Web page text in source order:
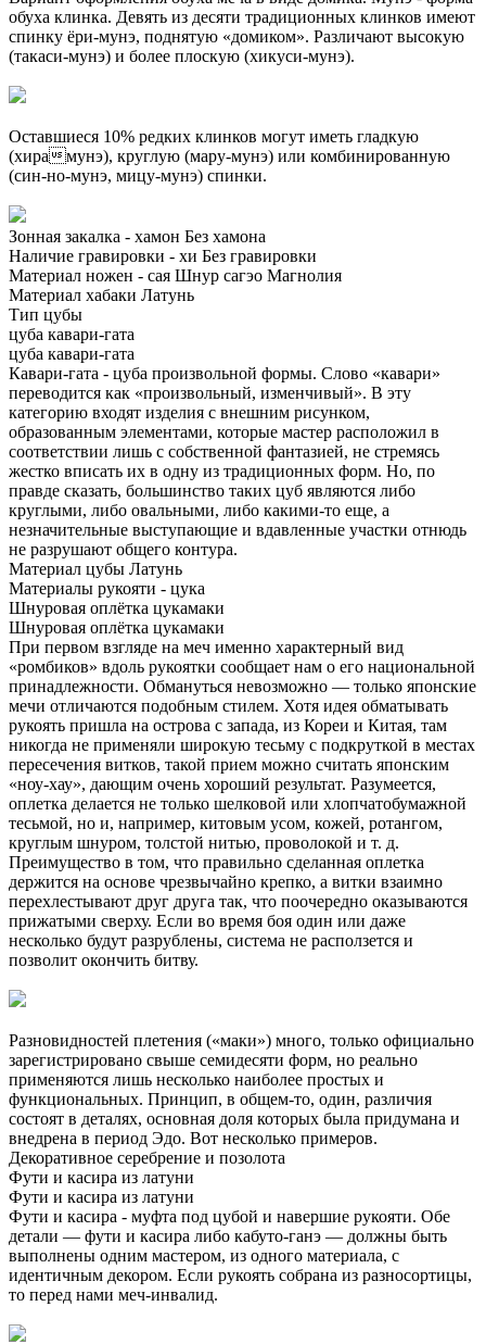
обуха клинка. Девять из десяти традиционных клинков имеют
спинку ёри-мунэ, поднятую «домиком». Различают высокую
(такаси-мунэ) и более плоскую (хикуси-мунэ).
Оставшиеся 10% редких клинков могут иметь гладкую
(хирамунэ), круглую (мару-мунэ) или комбинированную
(син-но-мунэ, мицу-мунэ) спинки.
Зонная закалка - хамон Без хамона
Наличие гравировки - хи Без гравировки
Материал ножен - сая Шнур сагэо Магнолия
Материал хабаки Латунь
Тип цубы
цуба кавари-гата
цуба кавари-гата
Кавари-гата - цуба произвольной формы. Слово «кавари»
переводится как «произвольный, изменчивый». В эту
категорию входят изделия с внешним рисунком,
образованным элементами, которые мастер расположил в
соответствии лишь с собственной фантазией, не стремясь
жестко вписать их в одну из традиционных форм. Но, по
правде сказать, большинство таких цуб являются либо
круглыми, либо овальными, либо какими-то еще, а
незначительные выступающие и вдавленные участки отнюдь
не разрушают общего контура.
Материал цубы Латунь
Материалы рукояти - цука
Шнуровая оплётка цукамаки
Шнуровая оплётка цукамаки
При первом взгляде на меч именно характерный вид
«ромбиков» вдоль рукоятки сообщает нам о его национальной
принадлежности. Обмануться невозможно — только японские
мечи отличаются подобным стилем. Хотя идея обматывать
рукоять пришла на острова с запада, из Кореи и Китая, там
никогда не применяли широкую тесьму с подкруткой в местах
пересечения витков, такой прием можно считать японским
«ноу-хау», дающим очень хороший результат. Разумеется,
оплетка делается не только шелковой или хлопчатобумажной
тесьмой, но и, например, китовым усом, кожей, ротангом,
круглым шнуром, толстой нитью, проволокой и т. д.
Преимущество в том, что правильно сделанная оплетка
держится на основе чрезвычайно крепко, а витки взаимно
перехлестывают друг друга так, что поочередно оказываются
прижатыми сверху. Если во время боя один или даже
несколько будут разрублены, система не расползется и
позволит окончить битву.
Разновидностей плетения («маки») много, только официально
зарегистрировано свыше семидесяти форм, но реально
применяются лишь несколько наиболее простых и
функциональных. Принцип, в общем-то, один, различия
состоят в деталях, основная доля которых была придумана и
внедрена в период Эдо. Вот несколько примеров.
Декоративное серебрение и позолота
Фути и касира из латуни
Фути и касира из латуни
Фути и касира - муфта под цубой и навершие рукояти. Обе
детали — фути и касира либо кабуто-ганэ — должны быть
выполнены одним мастером, из одного материала, с
идентичным декором. Если рукоять собрана из разносортицы,
то перед нами меч-инвалид.